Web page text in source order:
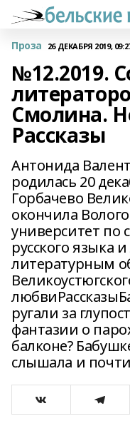
Проза 26 ДЕКАБРЯ 2019,
№12.2019.
Смолина.
Рассказы
Антонида
родилась 20
Горбачево
окончила
университет по
русского языка
литературным
ругали за
фантазии о
балконе?
слышала и